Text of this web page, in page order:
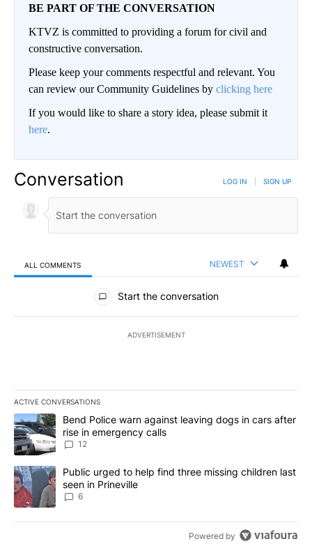
BE PART OF THE CONVERSATION
KTVZ is committed to providing a forum for civil and
constructive conversation.
Please keep your comments respectful and relevant. You
can review our Community Guidelines by clicking here
If you would like to share a story idea, please submit it
here.
Conversation LOG IN SIGN UP
ALL COMMENTS NEWEST
All Comments
Start the conversation
ADVERTISEMENT
ACTIVE CONVERSATIONS
The following is a list of the most commented articles in the last
A trending article titled "Bend Police warn against leaving dogs
Bend Police warn against leaving dogs in cars after
rise in emergency calls
12
A trending article titled "Public urged to help find three missing
Public urged to help find three missing children last
seen in Prineville
6
Powered by